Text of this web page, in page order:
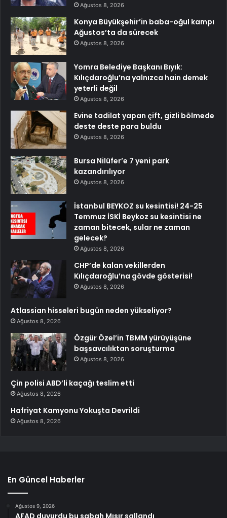
Ağustos 8, 2026
Konya Büyükşehir’in baba-oğul kampı
Ağustos’ta da sürecek
Ağustos 8, 2026
Yomra Belediye Başkanı Bıyık:
Kılıçdaroğlu’na yalnızca hain demek
yeterli değil
Ağustos 8, 2026
Evine tadilat yapan çift, gizli bölmede
deste deste para buldu
Ağustos 8, 2026
Bursa Nilüfer’e 7 yeni park
kazandırılıyor
Ağustos 8, 2026
İstanbul BEYKOZ su kesintisi! 24-25
Temmuz İSKİ Beykoz su kesintisi ne
zaman bitecek, sular ne zaman
gelecek?
Ağustos 8, 2026
CHP’de kalan vekillerden
Kılıçdaroğlu’na gövde gösterisi!
Ağustos 8, 2026
Atlassian hisseleri bugün neden yükseliyor?
Ağustos 8, 2026
Özgür Özel’in TBMM yürüyüşüne
başsavcılıktan soruşturma
Ağustos 8, 2026
Çin polisi ABD’li kaçağı teslim etti
Ağustos 8, 2026
Hafriyat Kamyonu Yokuşta Devrildi
Ağustos 8, 2026
En Güncel Haberler
Ağustos 9, 2026
AFAD duyurdu bu sabah Mısır sallandı